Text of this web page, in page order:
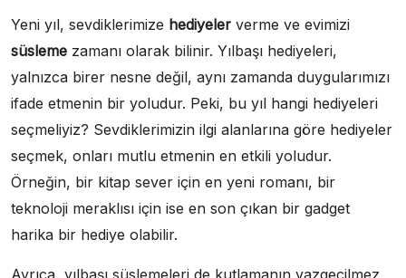
Yeni yıl, sevdiklerimize hediyeler verme ve evimizi
süsleme zamanı olarak bilinir. Yılbaşı hediyeleri,
yalnızca birer nesne değil, aynı zamanda duygularımızı
ifade etmenin bir yoludur. Peki, bu yıl hangi hediyeleri
seçmeliyiz? Sevdiklerimizin ilgi alanlarına göre hediyeler
seçmek, onları mutlu etmenin en etkili yoludur.
Örneğin, bir kitap sever için en yeni romanı, bir
teknoloji meraklısı için ise en son çıkan bir gadget
harika bir hediye olabilir.
Ayrıca, yılbaşı süslemeleri de kutlamanın vazgeçilmez